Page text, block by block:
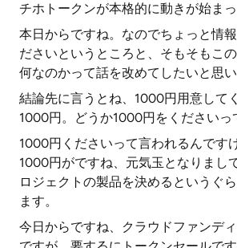
チホトークンが本格的に動きが始まっ
本日からですね。なのでちょっと情
ださいというところと、そもそもこ
何なのかって話を改めてしたいと思い
結論先に言うとね、1000円用意して
1000円。どうか1000円をくださいっ
1000円くださいって言われるんです
1000円がですね、元気玉となりまし
ロジェクトの製品を決めるというぐ
ます。
今日からですね、クラウドファンデ